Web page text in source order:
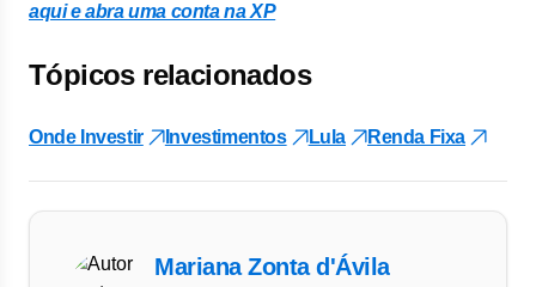
aqui e abra uma conta na XP
Tópicos relacionados
Onde Investir Investimentos Lula Renda Fixa
Mariana Zonta d'Ávila